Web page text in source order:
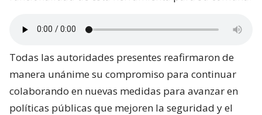
Todas las autoridades presentes reafirmaron de
manera unánime su compromiso para continuar
colaborando en nuevas medidas para avanzar en
políticas públicas que mejoren la seguridad y el